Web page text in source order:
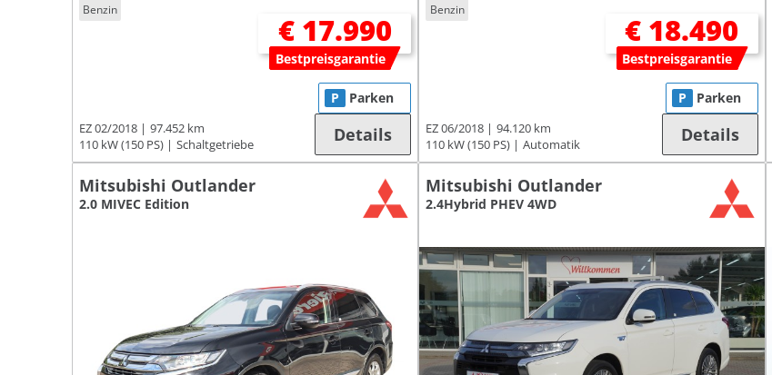
Benzin
€ 17.990
Bestpreisgarantie
EZ 02/2018
97.452 km
110 kW (150 PS)
Schaltgetriebe
P Parken
Details
Benzin
€ 18.490
Bestpreisgarantie
EZ 06/2018
94.120 km
110 kW (150 PS)
Automatik
P Parken
Details
Mitsubishi Outlander
2.0 MIVEC Edition
Mitsubishi Outlander
2.4Hybrid PHEV 4WD